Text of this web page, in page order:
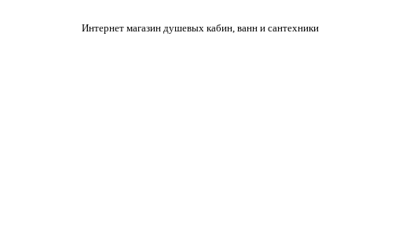
Интернет магазин душевых кабин, ванн и сантехники